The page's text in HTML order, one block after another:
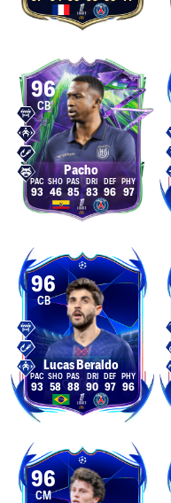
96
CB
Pacho
93 46 85 83 96 97
96
CB
Lucas Beraldo
93 58 88 90 97 96
96
CM